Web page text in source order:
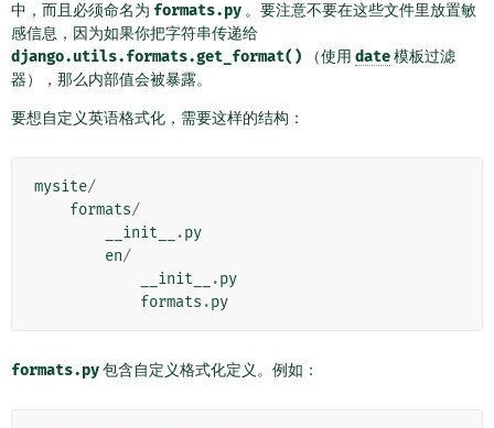
中，而且必须命名为 formats.py 。要注意不要在这些文件里放置敏
感信息，因为如果你把字符串传递给
django.utils.formats.get_format() （使用 date模板过滤
器），那么内部值会被暴露。
要想自定义英语格式化，需要这样的结构：
mysite/
formats/
__init__
.py
en/
__init__
.py
formats .py
formats.py包含自定义格式化定义。例如：